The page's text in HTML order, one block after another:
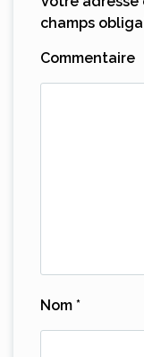
champs
Commentaire
Nom *